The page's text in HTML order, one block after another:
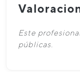
Este
públicas.